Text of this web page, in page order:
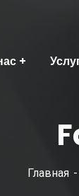
Главная